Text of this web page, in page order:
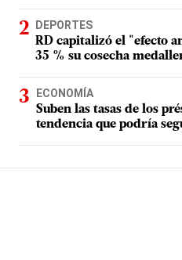
DEPORTES
RD capitalizó el "efecto
35 % su cosecha
ECONOMÍA
Suben las tasas de los
tendencia que podría